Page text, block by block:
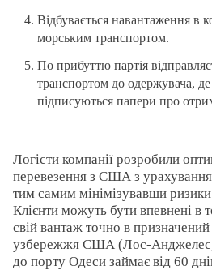
Відбувається навантаження в
морським транспортом.
По прибуттю партія
транспортом до одержувача, де
підписуються папери про
Логісти компанії розробили
перевезення з США з
тим самим мінімізувавши
Клієнти можуть бути впевнені
свій вантаж точно в
узбережжя США (Лос-Анджелес,
до порту Одеси займає від 60